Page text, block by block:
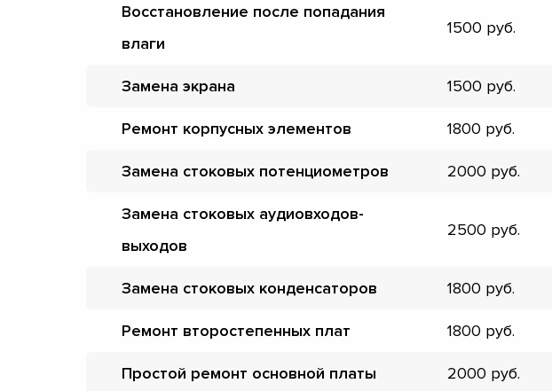
Восстановление после попадания
влаги
1500
Замена экрана 1500
Ремонт корпусных элементов 1800
Замена стоковых потенциометров 2000
Замена стоковых аудиовходов-
выходов
2500
Замена стоковых конденсаторов 1800
Ремонт второстепенных плат 1800
Простой ремонт основной платы 2000